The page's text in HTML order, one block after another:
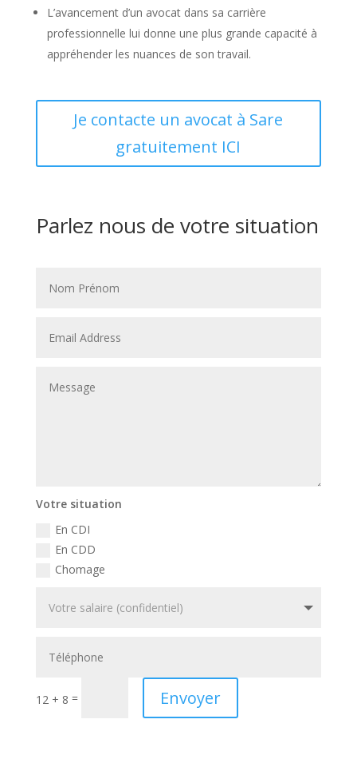
L’avancement d’un avocat dans sa carrière
professionnelle lui donne une plus grande capacité à
appréhender les nuances de son travail.
Je contacte un avocat à Sare
gratuitement ICI
Parlez nous de votre situation
Votre situation
En CDI
En CDD
Chomage
12 + 8 = Envoyer